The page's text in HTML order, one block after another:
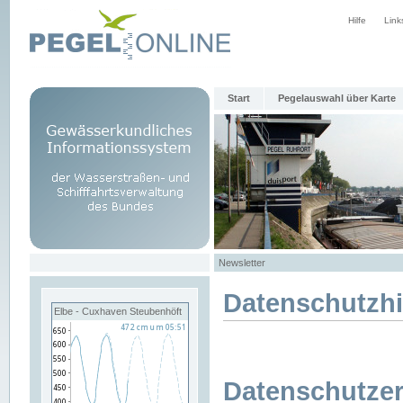
Hilfe
Start Pegelauswahl über Karte
Newsletter
Elbe - Cuxhaven Steubenhöft